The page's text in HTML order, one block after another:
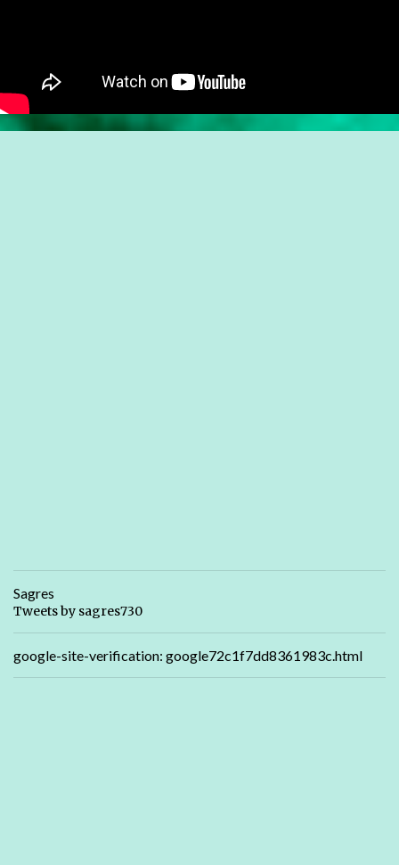
Sagres
Tweets by sagres730
google-site-verification: google72c1f7dd8361983c.html